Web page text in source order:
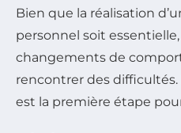
Bien que la réalisation
personnel soit
changements de
rencontrer des
est la première étape